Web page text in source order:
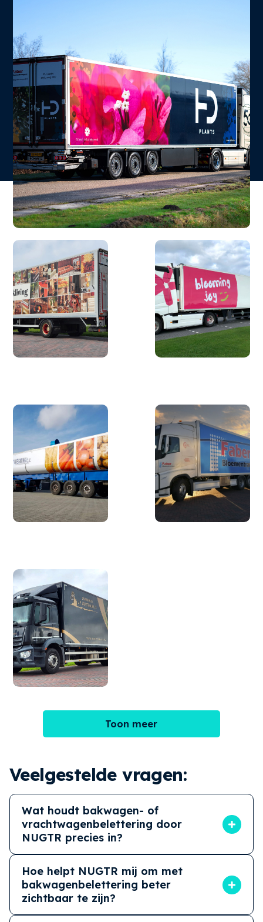
Toon meer
Veelgestelde vragen:
Wat houdt bakwagen- of
vrachtwagenbelettering door
NUGTR precies in?
NUGTR transformeert bakwagens en
vrachtwagens tot opvallende reclameobjecten,
waardoor jouw bedrijf beter zichtbaar is
onderweg. Van een eerste schets of idee tot de
Hoe helpt NUGTR mij om met
bakwagenbelettering beter
zichtbaar te zijn?
NUGTR helpt bedrijven met